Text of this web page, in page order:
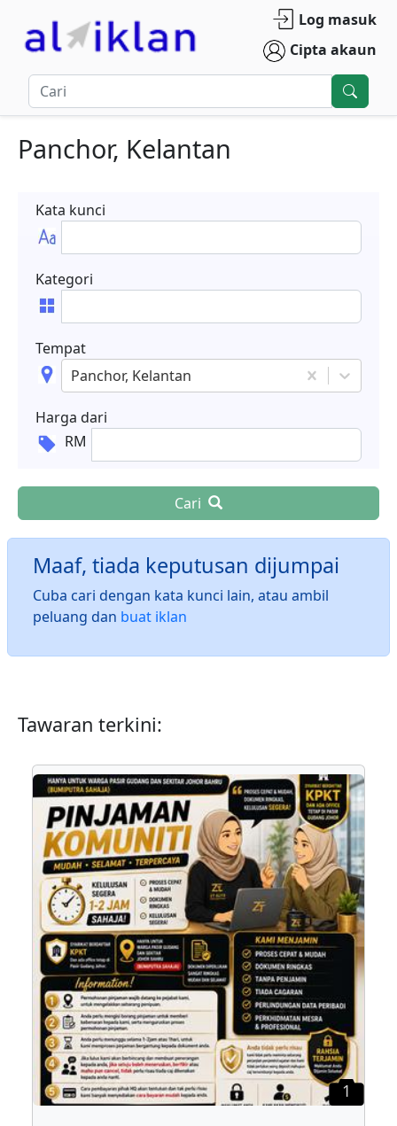
Log masuk
Cipta akaun
Panchor, Kelantan
Kata kunci
Kategori
Tempat
Panchor, Kelantan
Harga dari
RM
Cari
Maaf, tiada keputusan dijumpai
Cuba cari dengan kata kunci lain, atau ambil
peluang dan buat iklan
Tawaran terkini:
1